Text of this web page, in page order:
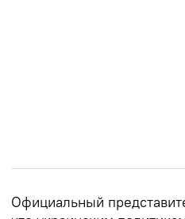
Официальный